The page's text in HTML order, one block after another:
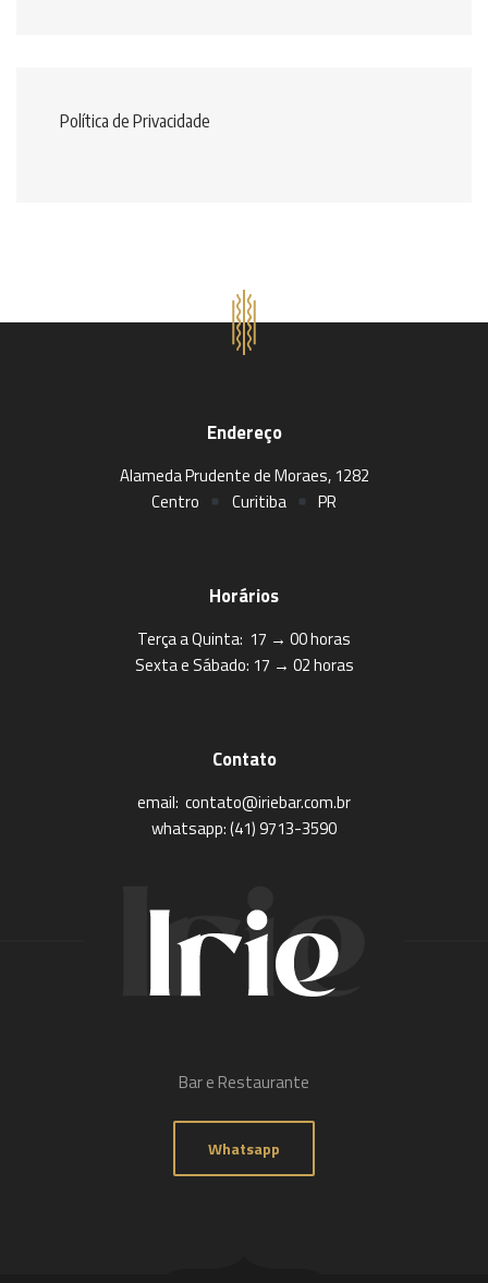
Política de Privacidade
Endereço
Alameda Prudente de Moraes, 1282
Centro
Curitiba PR
Horários
Terça a Quinta: 17 → 00 horas
Sexta e Sábado: 17 → 02 horas
Contato
email: contato@iriebar.com.br
whatsapp: (41) 9713-3590
Bar e Restaurante
Whatsapp